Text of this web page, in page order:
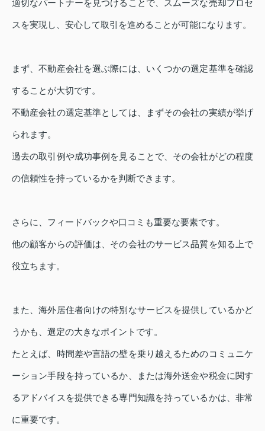
適切なパートナーを見つけることで、スムーズな売却プロセ
スを実現し、安心して取引を進めることが可能になります。
まず、不動産会社を選ぶ際には、いくつかの選定基準を確認
することが大切です。
不動産会社の選定基準としては、まずその会社の実績が挙げ
られます。
過去の取引例や成功事例を見ることで、その会社がどの程度
の信頼性を持っているかを判断できます。
さらに、フィードバックや口コミも重要な要素です。
他の顧客からの評価は、その会社のサービス品質を知る上で
役立ちます。
また、海外居住者向けの特別なサービスを提供しているかど
うかも、選定の大きなポイントです。
たとえば、時間差や言語の壁を乗り越えるためのコミュニケ
ーション手段を持っているか、または海外送金や税金に関す
るアドバイスを提供できる専門知識を持っているかは、非常
に重要です。